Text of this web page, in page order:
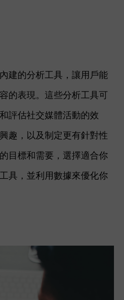
建的分析工具，讓用戶能
的表現。這些分析工具可
評估社交媒體活動的效
趣，以及制定更有針對性
目標和需要，選擇適合你
具，並利用數據來優化你